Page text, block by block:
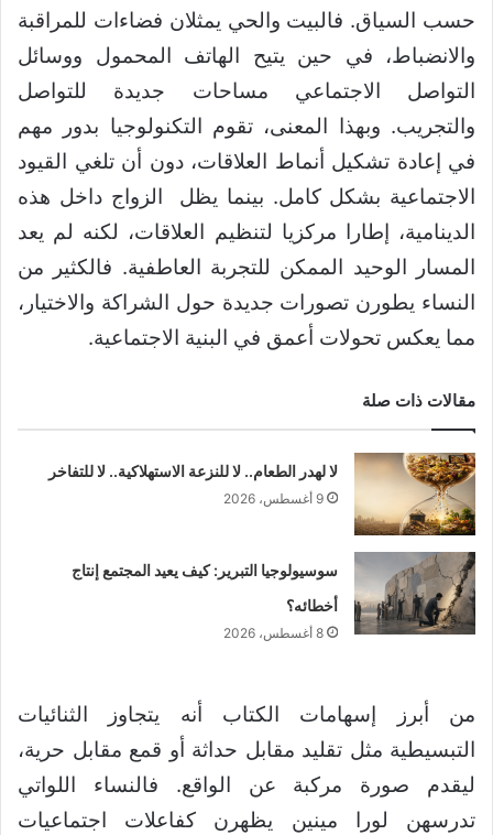
حسب السياق. فالبيت والحي يمثلان فضاءات للمراقبة
والانضباط، في حين يتيح الهاتف المحمول ووسائل
التواصل الاجتماعي مساحات جديدة للتواصل
والتجريب. وبهذا المعنى، تقوم التكنولوجيا بدور مهم
في إعادة تشكيل أنماط العلاقات، دون أن تلغي القيود
الاجتماعية بشكل كامل. بينما يظل الزواج داخل هذه
الدينامية، إطارا مركزيا لتنظيم العلاقات، لكنه لم يعد
المسار الوحيد الممكن للتجربة العاطفية. فالكثير من
النساء يطورن تصورات جديدة حول الشراكة والاختيار،
مما يعكس تحولات أعمق في البنية الاجتماعية.
مقالات ذات صلة
لا لهدر الطعام.. لا للنزعة الاستهلاكية.. لا للتفاخر
9 أغسطس، 2026
سوسيولوجيا التبرير: كيف يعيد المجتمع إنتاج
أخطائه؟
8 أغسطس، 2026
من أبرز إسهامات الكتاب أنه يتجاوز الثنائيات
التبسيطية مثل تقليد مقابل حداثة أو قمع مقابل حرية،
ليقدم صورة مركبة عن الواقع. فالنساء اللواتي
تدرسهن لورا مينين يظهرن كفاعلات اجتماعيات